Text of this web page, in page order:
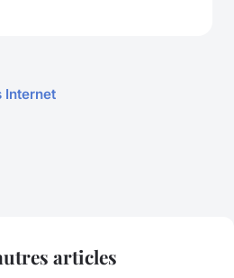
Internet
articles